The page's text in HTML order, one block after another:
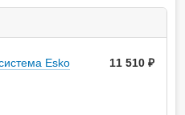
Esko
11 510